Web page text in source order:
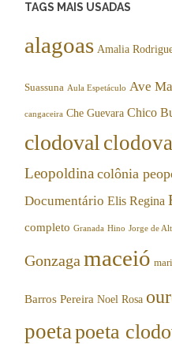
TAGS MAIS USADAS
alagoas Amalia
Suassuna Aula Espetáculo Ave
cangaceira Che Guevara Chico
clodoval
Leopoldina colônia
Documentário Elis Regina
completo Granada Hino Jorge de
Gonzaga maceió
Barros Pereira Noel Rosa
poeta poeta